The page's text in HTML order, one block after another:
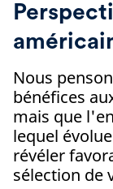
Nous
bénéfices
mais que
lequel
révéler
sélection de